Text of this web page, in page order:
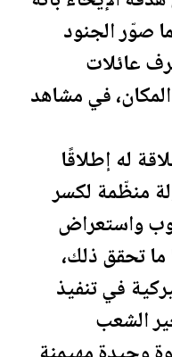
صوّر الجنود
عائلات
في مشاهد
له إطلاقًا
منظّمة لكسر
واستعراض
ما تحقق ذلك،
في تنفيذ
الشعب